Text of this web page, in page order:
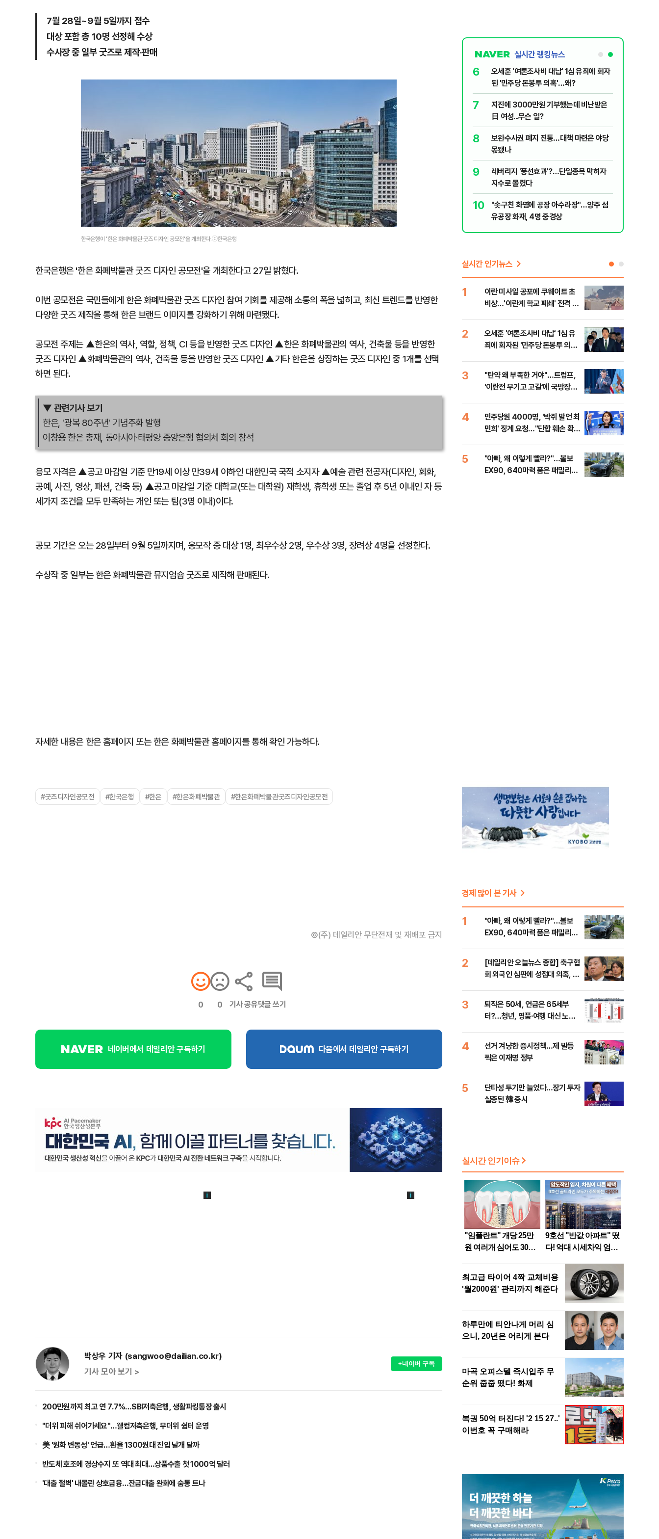
7월 28일~9월 5일까지 접수
대상 포함 총 10명 선정해 수상
수사장 중 일부 굿즈로 제작·판매
한국은행이 '한은 화폐박물관 굿즈 디자인 공모전'을 개최한다.ⓒ한국은행
한국은행은 '한은 화폐박물관 굿즈 디자인 공모전'을 개최한다고 27일 밝혔다.
이번 공모전은 국민들에게 한은 화폐박물관 굿즈 디자인 참여 기회를 제공해 소통의 폭을 넓히고, 최신 트렌드를 반영한
다양한 굿즈 제작을 통해 한은 브랜드 이미지를 강화하기 위해 마련됐다.
공모전 주제는 ▲한은의 역사, 역할, 정책, CI 등을 반영한 굿즈 디자인 ▲한은 화폐박물관의 역사, 건축물 등을 반영한
굿즈 디자인 ▲화폐박물관의 역사, 건축물 등을 반영한 굿즈 디자인 ▲기타 한은을 상징하는 굿즈 디자인 중 1개를 선택
하면 된다.
▼ 관련기사 보기
한은, '광복 80주년' 기념주화 발행
이창용 한은 총재, 동아시아·태평양 중앙은행 협의체 회의 참석
응모 자격은 ▲공고 마감일 기준 만19세 이상 만39세 이하인 대한민국 국적 소지자 ▲예술 관련 전공자(디자인, 회화,
공예, 사진, 영상, 패션, 건축 등) ▲공고 마감일 기준 대학교(또는 대학원) 재학생, 휴학생 또는 졸업 후 5년 이내인 자 등
세가지 조건을 모두 만족하는 개인 또는 팀(3명 이내)이다.
공모 기간은 오는 28일부터 9월 5일까지며, 응모작 중 대상 1명, 최우수상 2명, 우수상 3명, 장려상 4명을 선정한다.
수상작 중 일부는 한은 화폐박물관 뮤지엄숍 굿즈로 제작해 판매된다.
자세한 내용은 한은 홈페이지 또는 한은 화폐박물관 홈페이지를 통해 확인 가능하다.
#굿즈디자인공모전 #한국은행 #한은 #한은화폐박물관 #한은화폐박물관굿즈디자인공모전
©(주) 데일리안 무단전재 및 재배포 금지
0 0 기사 공유댓글 쓰기
네이버에서 데일리안 구독하기 다음에서 데일리안 구독하기
박상우 기자 (sangwoo@dailian.co.kr)
기사 모아 보기 >
+네이버 구독
200만원까지 최고 연 7.7%…SBI저축은행, 생활파킹통장 출시
"더위 피해 쉬어가세요"…웰컴저축은행, 무더위 쉼터 운영
美 '원화 변동성' 언급…환율 1300원대 진입 날개 달까
반도체 호조에 경상수지 또 역대 최대…상품수출 첫 1000억 달러
'대출 절벽' 내몰린 상호금융…잔금대출 완화에 숨통 트나
실시간 랭킹뉴스
에 '더 비싸다' 퇴짜
[데일리안 오늘뉴스 종합] 축구협회 외국
인 심판에 성접대 의혹, 李대통령 20대 지
지율 하락 의식했나, 삼전닉스 올인은 금
물, SK하이닉스 프리마켓 시초가 논란 재
점화, 김민석 "과반 승리 가능성 99%" 등
3
李대통령, 20대 지지율 하락 의식했
나…"청년 보편적 지원 문턱 낮춰야"
4
'압수수색·성접대 의혹' 송두리째 흔들리는
대한민국 축구판
5
"약만으론 한계"…당뇨병 '시작' 막는 의사
과학자의 도전 [내일의 닥터]
6
오세훈 '여론조사비 대납' 1심 유죄에 회자
된 '민주당 돈봉투 의혹'…왜?
7
지진에 3000만원 기부했는데 비난받은
日 여성...무슨 일?
8
보완수사권 폐지 진통…대책 마련은 야당
몫됐나
9
레버리지 '풍선효과'?…단일종목 막히자
지수로 몰렸다
10
"솟구친 화염에 공장 아수라장"…양주 섬
유공장 화재, 4명 중경상
실시간 인기뉴스
1
이란 미사일 공포에 쿠웨이트 초
비상…'이란계 학교 폐쇄' 전격 명
2
오세훈 '여론조사비 대납' 1심 유
죄에 회자된 '민주당 돈봉투 의
3
"탄약 왜 부족한 거야"…트럼프,
'이란전 무기고 고갈'에 국방장관
4
민주당원 4000명, '박쥐 발언 최
민희' 징계 요청…"단합 훼손 확인
5
"아빠, 왜 이렇게 빨라?"…볼보
EX90, 640마력 품은 패밀리카
경제 많이 본 기사
1
"아빠, 왜 이렇게 빨라?"…볼보
EX90, 640마력 품은 패밀리카
2
[데일리안 오늘뉴스 종합] 축구협
회 외국인 심판에 성접대 의혹, 李
이닉스 프리마켓 시초가 논란 재
점화, 김민석 "과반 승리 가능성
99%" 등
3
퇴직은 50세, 연금은 65세부
터?…청년, 명품·여행 대신 노후
4
선거 겨냥한 증시정책…제 발등
찍은 이재명 정부
5
단타성 투기만 늘었다…장기 투자
실종된 韓 증시